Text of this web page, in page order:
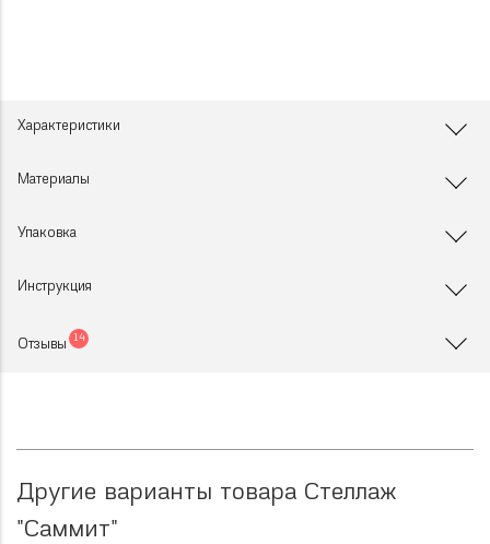
Характеристики
Материалы
Упаковка
Инструкция
Отзывы 14
Другие варианты товара Стеллаж
"Саммит"